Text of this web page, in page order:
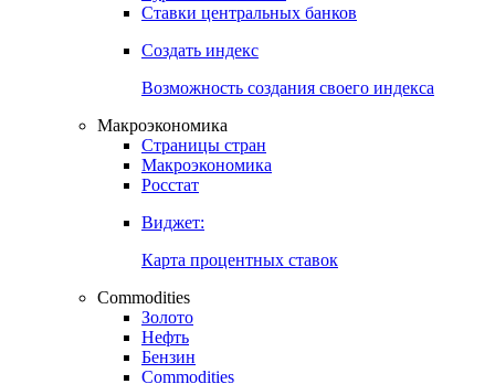
Ставки центральных банков
Создать индекс
Возможность создания своего индекса
Макроэкономика
Страницы стран
Макроэкономика
Росстат
Виджет:
Карта процентных ставок
Commodities
Золото
Нефть
Бензин
Commodities